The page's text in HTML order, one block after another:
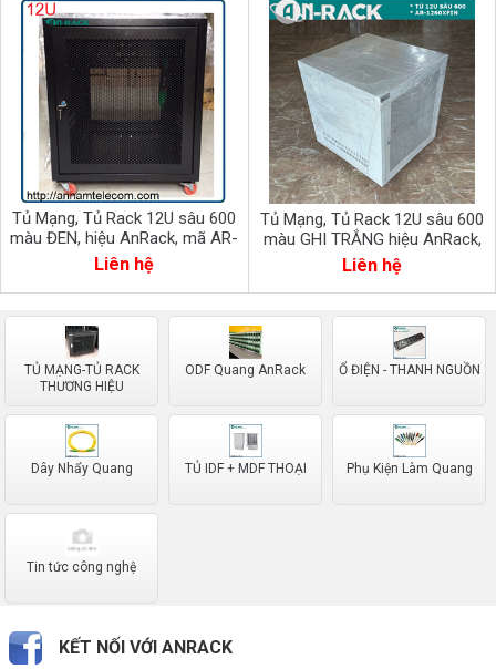
Tủ Mạng, Tủ Rack 12U sâu 600
màu ĐEN, hiệu AnRack, mã AR-
1260XFIN
Liên hệ
Tủ Mạng, Tủ Rack 12U sâu 600
màu GHI TRẮNG hiệu AnRack,
mã AR-1260XFIN
Liên hệ
TỦ MẠNG-TỦ RACK
THƯƠNG HIỆU
ODF Quang AnRack Ổ ĐIỆN - THANH NGUỒN
Dây Nhẩy Quang TỦ IDF + MDF THOẠI Phụ Kiện Làm Quang
Tin tức công nghệ
KẾT NỐI VỚI ANRACK